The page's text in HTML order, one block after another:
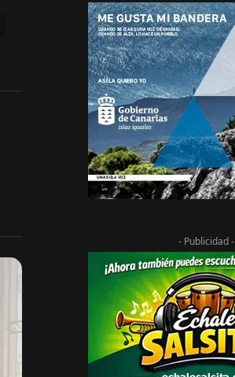
- Publicidad -